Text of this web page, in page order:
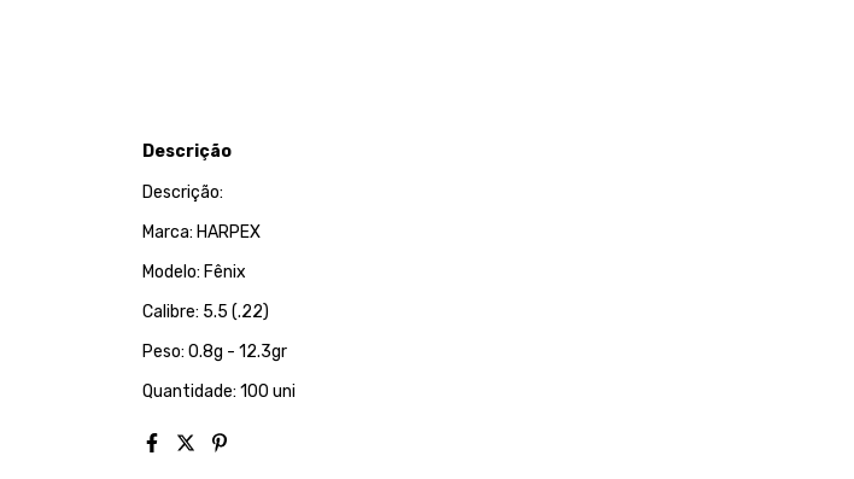
Descrição
Descrição:
Marca: HARPEX
Modelo: Fênix
Calibre: 5.5 (.22)
Peso: 0.8g - 12.3gr
Quantidade: 100 uni